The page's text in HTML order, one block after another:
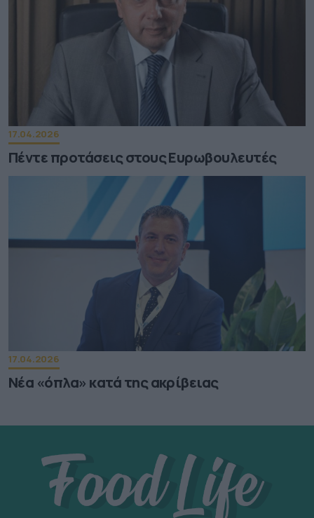
17.04.2026
Πέντε προτάσεις στους Ευρωβουλευτές
17.04.2026
Νέα «όπλα» κατά της ακρίβειας